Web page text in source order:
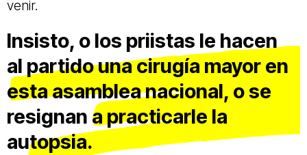
venir.
Insisto, o los priistas le hacen
al partido una cirugía mayor en
esta asamblea nacional, o se
resignan a practicarle la
autopsia.